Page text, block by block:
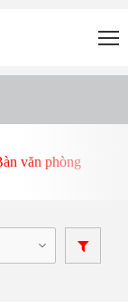
văn phòng